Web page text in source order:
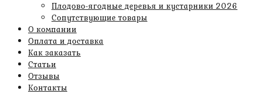
Плодово-ягодные деревья и кустарники 2026
Сопутствующие товары
О компании
Оплата и доставка
Как заказать
Статьи
Отзывы
Контакты